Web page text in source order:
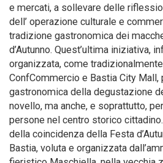
e mercati, a sollevare delle
dell’ operazione culturale e
tradizione gastronomica dei
d’Autunno. Quest’ultima iniziativa,
organizzata, come
ConfCommercio e Bastia City Mall,
gastronomica della degustazione
novello, ma anche, e soprattutto,
persone nel centro storico
della coincidenza della Festa
Bastia, voluta e organizzata